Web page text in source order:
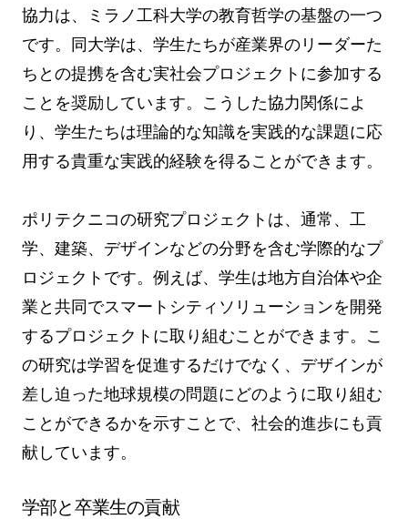
協力は、ミラノ工科大学の教育哲学の基盤の一つ
です。同大学は、学生たちが産業界のリーダーた
ちとの提携を含む実社会プロジェクトに参加する
ことを奨励しています。こうした協力関係によ
り、学生たちは理論的な知識を実践的な課題に応
用する貴重な実践的経験を得ることができます。
ポリテクニコの研究プロジェクトは、通常、工
学、建築、デザインなどの分野を含む学際的なプ
ロジェクトです。例えば、学生は地方自治体や企
業と共同でスマートシティソリューションを開発
するプロジェクトに取り組むことができます。こ
の研究は学習を促進するだけでなく、デザインが
差し迫った地球規模の問題にどのように取り組む
ことができるかを示すことで、社会的進歩にも貢
献しています。
学部と卒業生の貢献